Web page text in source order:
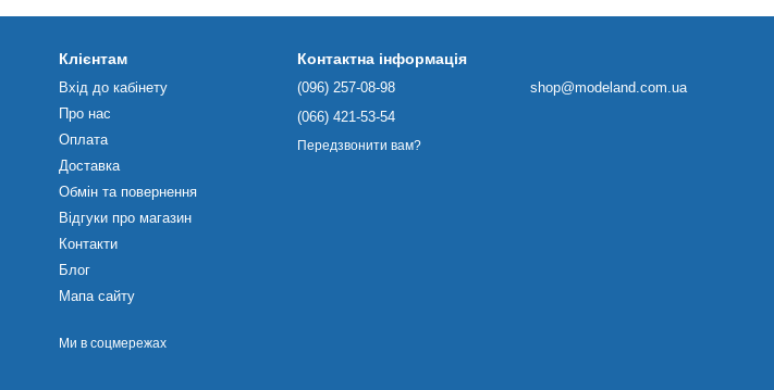
Клієнтам
Вхід до кабінету
Про нас
Оплата
Доставка
Обмін та повернення
Відгуки про магазин
Контакти
Блог
Мапа сайту
Ми в соцмережах
Контактна інформація
(096) 257-08-98
(066) 421-53-54
Передзвонити вам?
shop@modeland.com.ua